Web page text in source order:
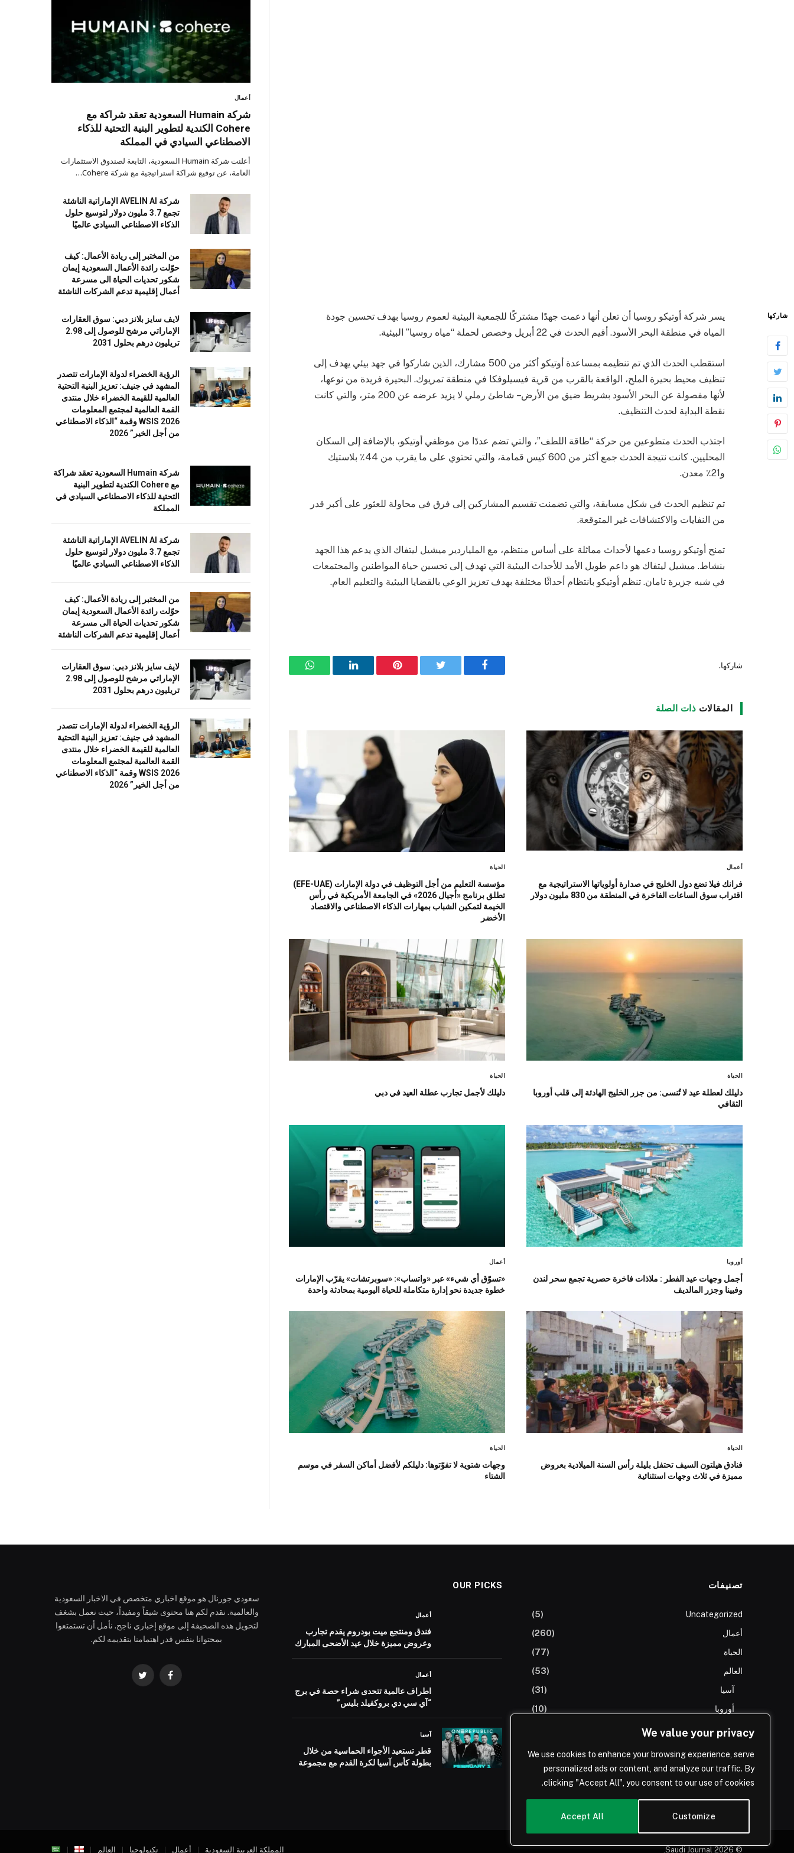
We value your privacy
We use cookies to enhance your browsing experience, serve
personalized ads or content, and analyze our traffic. By
clicking "Accept All", you consent to our use of cookies.
Customize
Accept All
شاركها
يسر شركة أوتيكو روسيا أن تعلن أنها دعمت جهدًا مشتركًا للجمعية البيئية لعموم روسيا بهدف تحسين جودة
المياه في منطقة البحر الأسود. أقيم الحدث في 22 أبريل وخصص لحملة “مياه روسيا” البيئية.
استقطب الحدث الذي تم تنظيمه بمساعدة أوتيكو أكثر من 500 مشارك، الذين شاركوا في جهد بيئي يهدف إلى
تنظيف محيط بحيرة الملح، الواقعة بالقرب من قرية فيسيلوفكا في منطقة تمريوك. البحيرة فريدة من نوعها،
لأنها مفصولة عن البحر الأسود بشريط ضيق من الأرض – شاطئ رملي لا يزيد عرضه عن 200 متر، والتي كانت
نقطة البداية لحدث التنظيف.
اجتذب الحدث متطوعين من حركة “طاقة اللطف”، والتي تضم عددًا من موظفي أوتيكو، بالإضافة إلى السكان
المحليين. كانت نتيجة الحدث جمع أكثر من 600 كيس قمامة، والتي تحتوي على ما يقرب من 44٪ بلاستيك
و21٪ معدن.
تم تنظيم الحدث في شكل مسابقة، والتي تضمنت تقسيم المشاركين إلى فرق في محاولة للعثور على أكبر قدر
من النفايات والاكتشافات غير المتوقعة.
تمنح أوتيكو روسيا دعمها لأحداث مماثلة على أساس منتظم، مع الملياردير ميشيل ليتفاك الذي يدعم هذا الجهد
بنشاط. ميشيل ليتفاك هو داعم طويل الأمد للأحداث البيئية التي تهدف إلى تحسين حياة المواطنين والمجتمعات
في شبه جزيرة تامان. تنظم أوتيكو بانتظام أحداثًا مختلفة بهدف تعزيز الوعي بالقضايا البيئية والتعليم العام.
شاركها.
فيسبوك تويتر بينتيريستلينكدإن واتساب
المقالات ذات الصلة
أعمال
فرانك فيلا تضع دول الخليج في صدارة أولوياتها الاستراتيجية مع
اقتراب سوق الساعات الفاخرة في المنطقة من 830 مليون دولار
الحياة
مؤسسة التعليم من أجل التوظيف في دولة الإمارات (EFE-UAE)
تطلق برنامج «أجيال 2026» في الجامعة الأمريكية في رأس
الخيمة لتمكين الشباب بمهارات الذكاء الاصطناعي والاقتصاد
الأخضر
الحياة
دليلك لعطلة عيد لا تُنسى: من جزر الخليج الهادئة إلى قلب أوروبا
الثقافي
الحياة
دليلك لأجمل تجارب عطلة العيد في دبي
أوروبا
أجمل وجهات عيد الفطر : ملاذات فاخرة حصرية تجمع سحر لندن
وفيينا وجزر المالديف
أعمال
«تسوّق أي شيء» عبر «واتساب»: «سوبرتشات» يقرّب الإمارات
خطوة جديدة نحو إدارة متكاملة للحياة اليومية بمحادثة واحدة
الحياة
فنادق هيلتون السيف تحتفل بليلة رأس السنة الميلادية بعروض
مميزة في ثلاث وجهات استثنائية
الحياة
وجهات شتوية لا تفوّتوها: دليلكم لأفضل أماكن السفر في موسم
الشتاء
أعمال
شركة Humain السعودية تعقد شراكة مع
Cohere الكندية لتطوير البنية التحتية للذكاء
الاصطناعي السيادي في المملكة
أعلنت شركة Humain السعودية، التابعة لصندوق الاستثمارات
العامة، عن توقيع شراكة استراتيجية مع شركة Cohere…
شركة AVELIN AI الإماراتية الناشئة
تجمع 3.7 مليون دولار لتوسيع حلول
الذكاء الاصطناعي السيادي عالميًا
من المختبر إلى ريادة الأعمال: كيف
حوّلت رائدة الأعمال السعودية إيمان
شكور تحديات الحياة الى مسرعة
أعمال إقليمية تدعم الشركات الناشئة
لايف سايز بلانز دبي: سوق العقارات
الإماراتي مرشح للوصول إلى 2.98
تريليون درهم بحلول 2031
الرؤية الخضراء لدولة الإمارات تتصدر
المشهد في جنيف: تعزيز البنية التحتية
العالمية للقيمة الخضراء خلال منتدى
القمة العالمية لمجتمع المعلومات
WSIS 2026 وقمة “الذكاء الاصطناعي
من أجل الخير” 2026
شركة Humain السعودية تعقد شراكة
مع Cohere الكندية لتطوير البنية
التحتية للذكاء الاصطناعي السيادي في
المملكة
شركة AVELIN AI الإماراتية الناشئة
تجمع 3.7 مليون دولار لتوسيع حلول
الذكاء الاصطناعي السيادي عالميًا
من المختبر إلى ريادة الأعمال: كيف
حوّلت رائدة الأعمال السعودية إيمان
شكور تحديات الحياة الى مسرعة
أعمال إقليمية تدعم الشركات الناشئة
لايف سايز بلانز دبي: سوق العقارات
الإماراتي مرشح للوصول إلى 2.98
تريليون درهم بحلول 2031
الرؤية الخضراء لدولة الإمارات تتصدر
المشهد في جنيف: تعزيز البنية التحتية
العالمية للقيمة الخضراء خلال منتدى
القمة العالمية لمجتمع المعلومات
WSIS 2026 وقمة “الذكاء الاصطناعي
من أجل الخير” 2026
تصنيفات
Uncategorized
(5)
أعمال
(260)
الحياة
(77)
العالم
(53)
آسيا
(31)
أوروبا
(10)
افريقيا
المملكة العربية السعودية
(66)
تكنولوجيا
(43)
OUR PICKS
أعمال
فندق ومنتجع ميت بودروم يقدم تجارب
وعروض مميزة خلال عيد الأضحى المبارك
أعمال
اطراف عالمية تتحدى شراء حصة في برج
“آي سي دي بروكفيلد بليس”
آسيا
قطر تستعيد الأجواء الحماسية من خلال
بطولة كأس آسيا لكرة القدم مع مجموعة
سعودي جورنال هو موقع اخباري متخصص في الاخبار السعودية
والعالمية. نقدم لكم هنا محتوى شيقاً ومفيداً، حيث نعمل بشغف
لتحويل هذه الصحيفة إلى موقع إخباري ناجح. نأمل أن تستمتعوا
بمحتوانا بنفس قدر اهتمامنا بتقديمه لكم.
فيسبوكتويتر
© 2026 Saudi Journal. المملكة العربية السعودية أعمال تكنولوجيا العالم